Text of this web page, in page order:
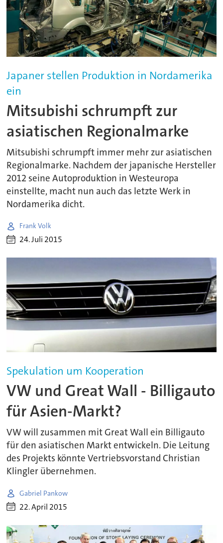
Japaner stellen Produktion in Nordamerika
ein
Mitsubishi schrumpft zur
asiatischen Regionalmarke
Mitsubishi schrumpft immer mehr zur asiatischen
Regionalmarke. Nachdem der japanische Hersteller
2012 seine Autoproduktion in Westeuropa
einstellte, macht nun auch das letzte Werk in
Nordamerika dicht.
Frank Volk
24. Juli 2015
Spekulation um Kooperation
VW und Great Wall - Billigauto
für Asien-Markt?
VW will zusammen mit Great Wall ein Billigauto
für den asiatischen Markt entwickeln. Die Leitung
des Projekts könnte Vertriebsvorstand Christian
Klingler übernehmen.
Gabriel Pankow
22. April 2015